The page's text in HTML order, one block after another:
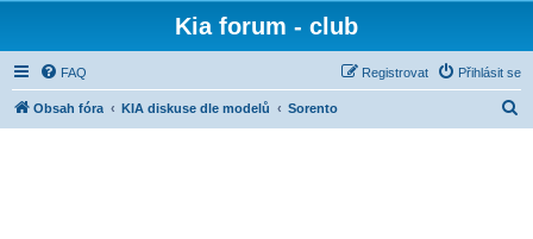
Kia forum - club
FAQ Přihlásit se
Registrovat
Obsah fóra KIA diskuse dle modelů Sorento